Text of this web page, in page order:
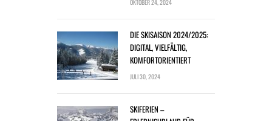
OKTOBER 24, 2024
DIE SKISAISON 2024/2025:
DIGITAL, VIELFÄLTIG,
KOMFORTORIENTIERT
JULI 30, 2024
SKIFERIEN –